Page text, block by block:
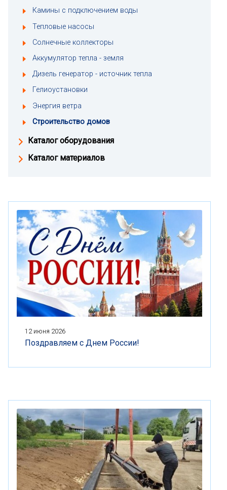
Камины с подключением воды
Тепловые насосы
Солнечные коллекторы
Аккумулятор тепла - земля
Дизель генератор - источник тепла
Гелиоустановки
Энергия ветра
Строительство домов
Каталог оборудования
Каталог материалов
12 июня 2026
Поздравляем с Днем России!